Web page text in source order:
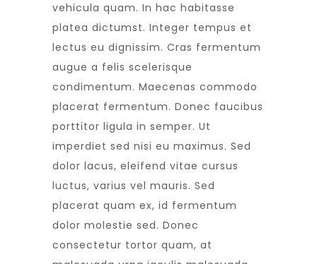
vehicula quam. In hac habitasse
platea dictumst. Integer tempus et
lectus eu dignissim. Cras fermentum
augue a felis scelerisque
condimentum. Maecenas commodo
placerat fermentum. Donec faucibus
porttitor ligula in semper. Ut
imperdiet sed nisi eu maximus. Sed
dolor lacus, eleifend vitae cursus
luctus, varius vel mauris. Sed
placerat quam ex, id fermentum
dolor molestie sed. Donec
consectetur tortor quam, at